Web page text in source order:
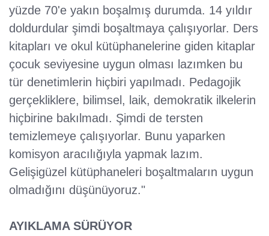
yüzde 70'e yakın boşalmış durumda. 14 yıldır
doldurdular şimdi boşaltmaya çalışıyorlar. Ders
kitapları ve okul kütüphanelerine giden kitaplar
çocuk seviyesine uygun olması lazımken bu
tür denetimlerin hiçbiri yapılmadı. Pedagojik
gerçekliklere, bilimsel, laik, demokratik ilkelerin
hiçbirine bakılmadı. Şimdi de tersten
temizlemeye çalışıyorlar. Bunu yaparken
komisyon aracılığıyla yapmak lazım.
Gelişigüzel kütüphaneleri boşaltmaların uygun
olmadığını düşünüyoruz."
AYIKLAMA SÜRÜYOR